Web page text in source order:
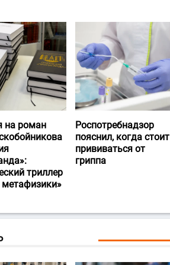
на роман
триллер
метафизики»
Роспотребнадзор
пояснил, когда стоит
прививаться от
гриппа